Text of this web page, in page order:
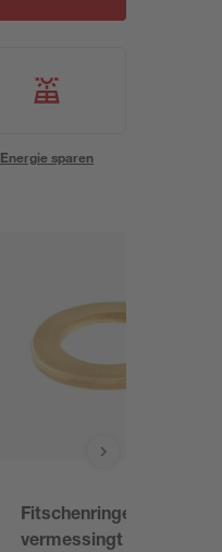
Energie sparen
Fitschenringe
vermessingt Ø 11 x 16